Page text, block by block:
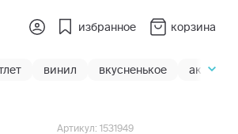
избранное корзина
винил вкусненькое акции
Артикул: 1531949